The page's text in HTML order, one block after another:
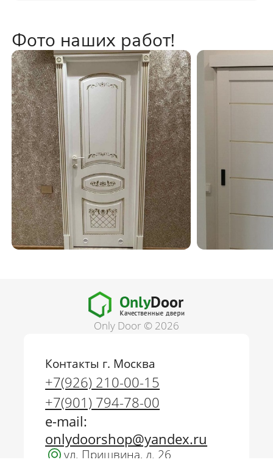
г. Москва
+7(926) 210-00-15
+7(901) 794-78-00
onlydoorshop@yandex.ru
Фото наших работ!
Only Door © 2026
Контакты г. Москва
+7(926) 210-00-15
+7(901) 794-78-00
e-mail:
onlydoorshop@yandex.ru
ул. Пришвина, д. 26